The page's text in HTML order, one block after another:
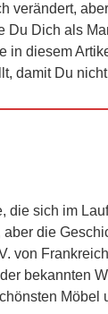
verändert,
Du Dich als
in diesem
damit Du
die sich im
die
von
bekannten
Möbel